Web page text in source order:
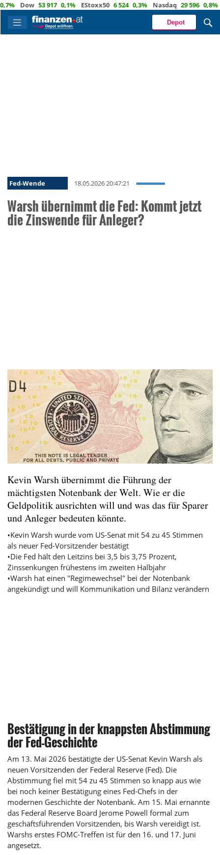
Dow 53 917 0,1% EStoxx50 6 524 0,3% Nasdaq 29 596 0,8% Öl
Depot
Fed-Wende 18.05.2026 20:47:21
Warsh übernimmt die Fed: Kommt jetzt
die Zinswende für Anleger?
Kevin Warsh übernimmt die Führung der
mächtigsten Notenbank der Welt. Wie er die
Geldpolitik ausrichten will und was das für Sparer
und Anleger bedeuten könnte.
•Kevin Warsh wurde vom US-Senat mit 54 zu 45 Stimmen
als neuer Fed-Vorsitzender bestätigt
•Die Fed hält den Leitzins bei 3,5 bis 3,75 Prozent,
Zinssenkungen frühestens im zweiten Halbjahr
•Warsh hat einen "Regimewechsel" bei der Notenbank
angekündigt und will Kommunikation und Bilanz verändern
Bestätigung in der knappsten Abstimmung
der Fed-Geschichte
Am 13. Mai 2026 bestätigte der US-Senat Kevin Warsh als
neuen Vorsitzenden der Federal Reserve (Fed). Die
Abstimmung fiel mit 54 zu 45 Stimmen so knapp aus wie
bei noch keiner Bestätigung eines Fed-Chefs in der
modernen Geschichte der Notenbank. Am 15. Mai ernannte
das Federal Reserve Board Jerome Powell formal zum
geschäftsführenden Vorsitzenden, bis Warsh vereidigt ist.
Warshs erstes FOMC-Treffen ist für den 16. und 17. Juni
angesetzt.